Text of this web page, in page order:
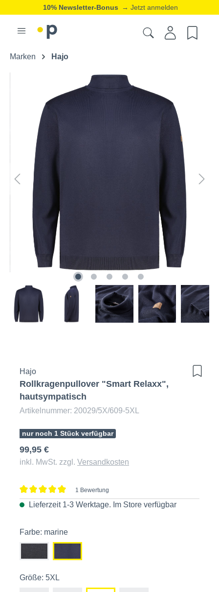
10% Newsletter-Bonus → Jetzt anmelden
Marken Hajo
Hajo
Rollkragenpullover "Smart Relaxx",
hautsympatisch
Artikelnummer: 20029/5X/609-5XL
nur noch 1 Stück verfügbar
99,95 €
inkl. MwSt. zzgl. Versandkosten
Durchschnittliche Bewertung von 5 von 5 Sternen
1 Bewertung
Lieferzeit 1-3 Werktage. Im Store verfügbar
Farbe: marine
Größe: 5XL